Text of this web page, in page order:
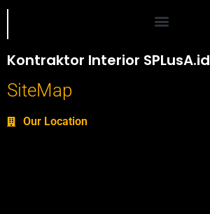
Kontraktor Interior SPLusA.id
SiteMap
Our Location